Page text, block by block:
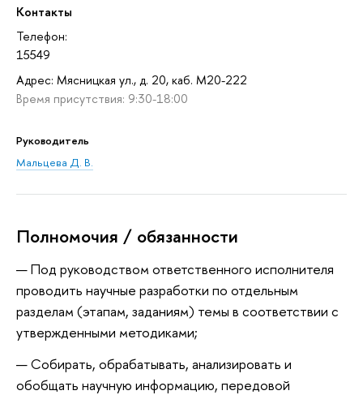
Контакты
Телефон:
15549
Адрес: Мясницкая ул., д. 20, каб. М20-222
Время присутствия: 9:30-18:00
Руководитель
Мальцева Д. В.
Полномочия / обязанности
Под руководством ответственного исполнителя
проводить научные разработки по отдельным
разделам (этапам, заданиям) темы в соответствии с
утвержденными методиками;
Собирать, обрабатывать, анализировать и
обобщать научную информацию, передовой